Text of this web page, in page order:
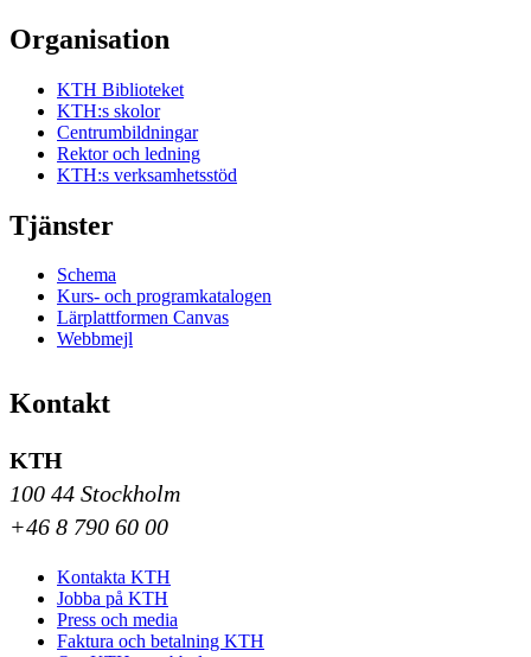
Organisation
KTH Biblioteket
KTH:s skolor
Centrumbildningar
Rektor och ledning
KTH:s verksamhetsstöd
Tjänster
Schema
Kurs- och programkatalogen
Lärplattformen Canvas
Webbmejl
Kontakt
KTH
100 44 Stockholm
+46 8 790 60 00
Kontakta KTH
Jobba på KTH
Press och media
Faktura och betalning KTH